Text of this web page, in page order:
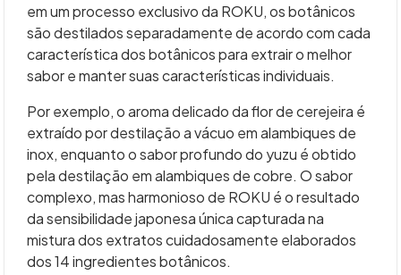
em um processo exclusivo da ROKU, os botânicos
são destilados separadamente de acordo com cada
característica dos botânicos para extrair o melhor
sabor e manter suas características individuais.
Por exemplo, o aroma delicado da flor de cerejeira é
extraído por destilação a vácuo em alambiques de
inox, enquanto o sabor profundo do yuzu é obtido
pela destilação em alambiques de cobre. O sabor
complexo, mas harmonioso de ROKU é o resultado
da sensibilidade japonesa única capturada na
mistura dos extratos cuidadosamente elaborados
dos 14 ingredientes botânicos.